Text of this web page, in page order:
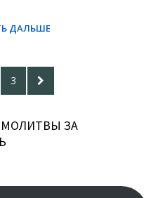
PAGE
3
NEXT
PAGE
ЗА